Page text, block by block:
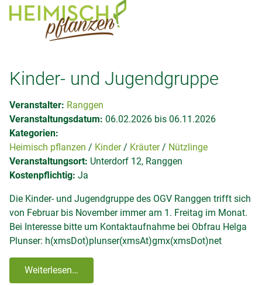
Kinder- und Jugendgruppe
Veranstalter: Ranggen
Veranstaltungsdatum: 06.02.2026 bis 06.11.2026
Kategorien:
Heimisch pflanzen
Kinder Kräuter
Nützlinge
Veranstaltungsort: Unterdorf 12, Ranggen
Kostenpflichtig: Ja
Die Kinder- und Jugendgruppe des OGV Ranggen trifft sich
von Februar bis November immer am 1. Freitag im Monat.
Bei Interesse bitte um Kontaktaufnahme bei Obfrau Helga
Plunser: h(xmsDot)plunser(xmsAt)gmx(xmsDot)net
Weiterlesen…